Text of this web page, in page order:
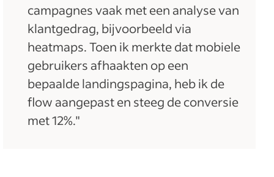
campagnes vaak met een analyse van
klantgedrag, bijvoorbeeld via
heatmaps. Toen ik merkte dat mobiele
gebruikers afhaakten op een
bepaalde landingspagina, heb ik de
flow aangepast en steeg de conversie
met 12%."